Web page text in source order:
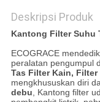
Deskripsi Produk
Kantong Filter Suhu
ECOGRACE
peralatan pengumpul
Tas Filter Kain,
mengkhususkan diri
debu, Kantong filter